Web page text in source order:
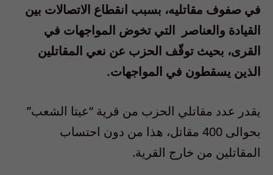
في صفوف مقاتليه، بسبب انقطاع الاتصالات بين
القيادة والعناصر التي تخوض المواجهات في
القرى، بحيث توقّف الحزب عن نعي المقاتلين
الذين يسقطون في المواجهات.
يقدر عدد مقاتلي الحزب من قرية “عيتا الشعب”
بحوالى 400 مقاتل، هذا من دون احتساب
المقاتلين من خارج القرية.